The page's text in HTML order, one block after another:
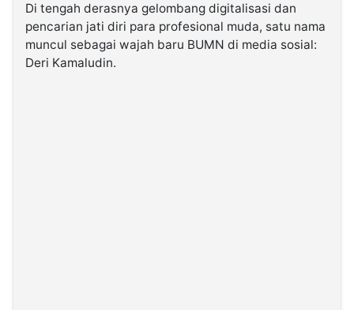
Di tengah derasnya gelombang digitalisasi dan
pencarian jati diri para profesional muda, satu nama
muncul sebagai wajah baru BUMN di media sosial:
Deri Kamaludin.